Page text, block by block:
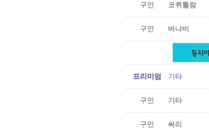
구인 코퀴틀람
구인 버나비
프리미엄 기타
구인 기타
구인 써리